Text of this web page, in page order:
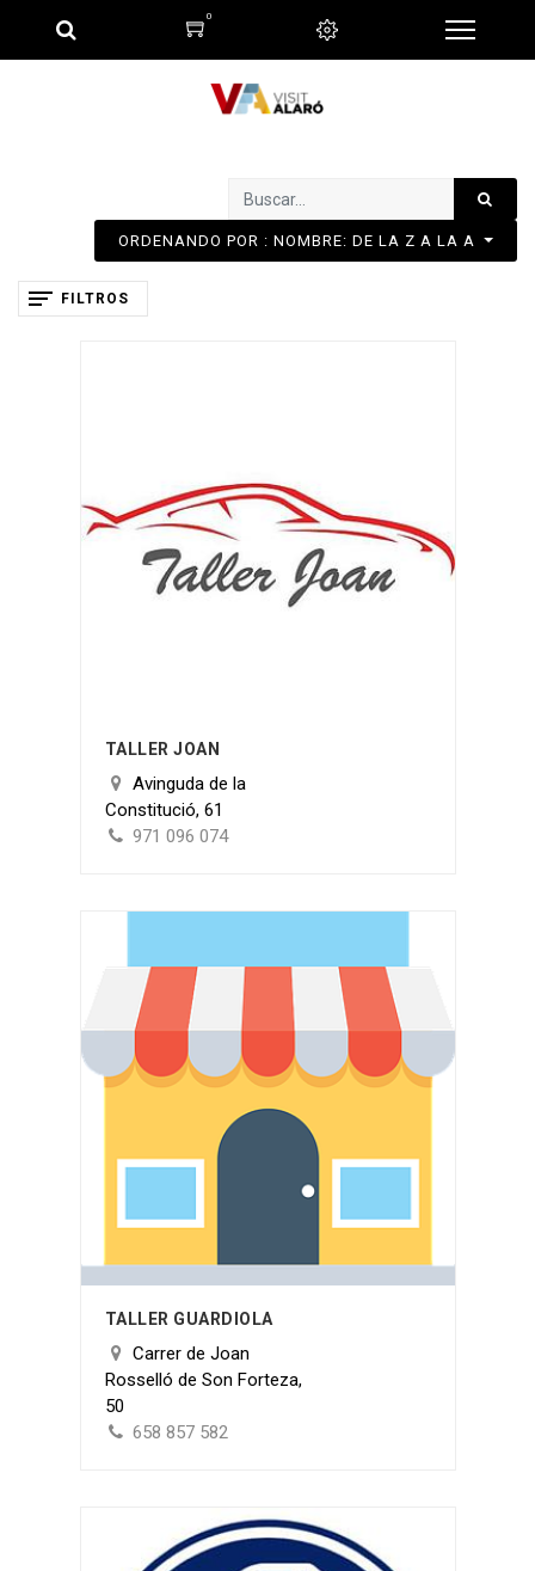
0
ORDENANDO POR : NOMBRE: DE LA Z A LA A
FILTROS
TALLER JOAN
Avinguda de la
Constitució, 61
971 096 074
TALLER GUARDIOLA
Carrer de Joan
Rosselló de Son Forteza,
50
658 857 582